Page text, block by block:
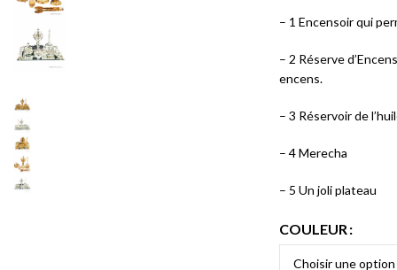
– 1 Encensoir qui
– 2 Réserve
encens.
– 3 Réservoir de
– 4 Merecha
– 5 Un joli plateau
COULEUR